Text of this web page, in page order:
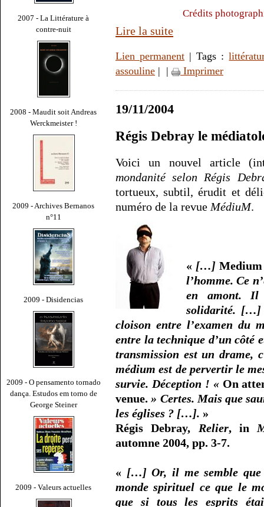
2007 - La Littérature à
contre-nuit
2008 - Maudit soit Andreas
Werckmeister !
2009 - Archives Bernanos
n°11
2009 - Disidencias
2009 - O pensamento tornado
dança. Estudos em torno de
George Steiner
2009 - Valeurs actuelles
Crédits
Lire la suite
Lien permanent | Tags :
assouline | | Imprimer
19/11/2004
Régis Debray le
Voici un nouvel article
mondanité selon Régis
tortueux, subtil, érudit et
numéro de la revue MédiuM.
« […]
l’homme. Ce
en amont.
solidarité. […]
cloison entre l’examen du
entre la technique d’un côté
transmission est un drame,
médium est de pervertir le
survie. Déception ! « On
venue.» Certes. Mais que
les églises ? […]. »
Régis Debray, Relier, in
automne 2004, pp. 3-7.
« […] Or, il me semble que
monde spirituel ce que le
que si tous les esprits